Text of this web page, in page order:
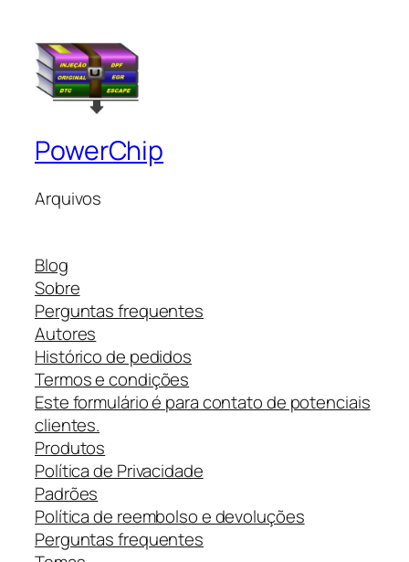
PowerChip
Arquivos
Blog
Sobre
Perguntas frequentes
Autores
Histórico de pedidos
Termos e condições
Este formulário é para contato de potenciais
clientes.
Produtos
Política de Privacidade
Padrões
Política de reembolso e devoluções
Perguntas frequentes